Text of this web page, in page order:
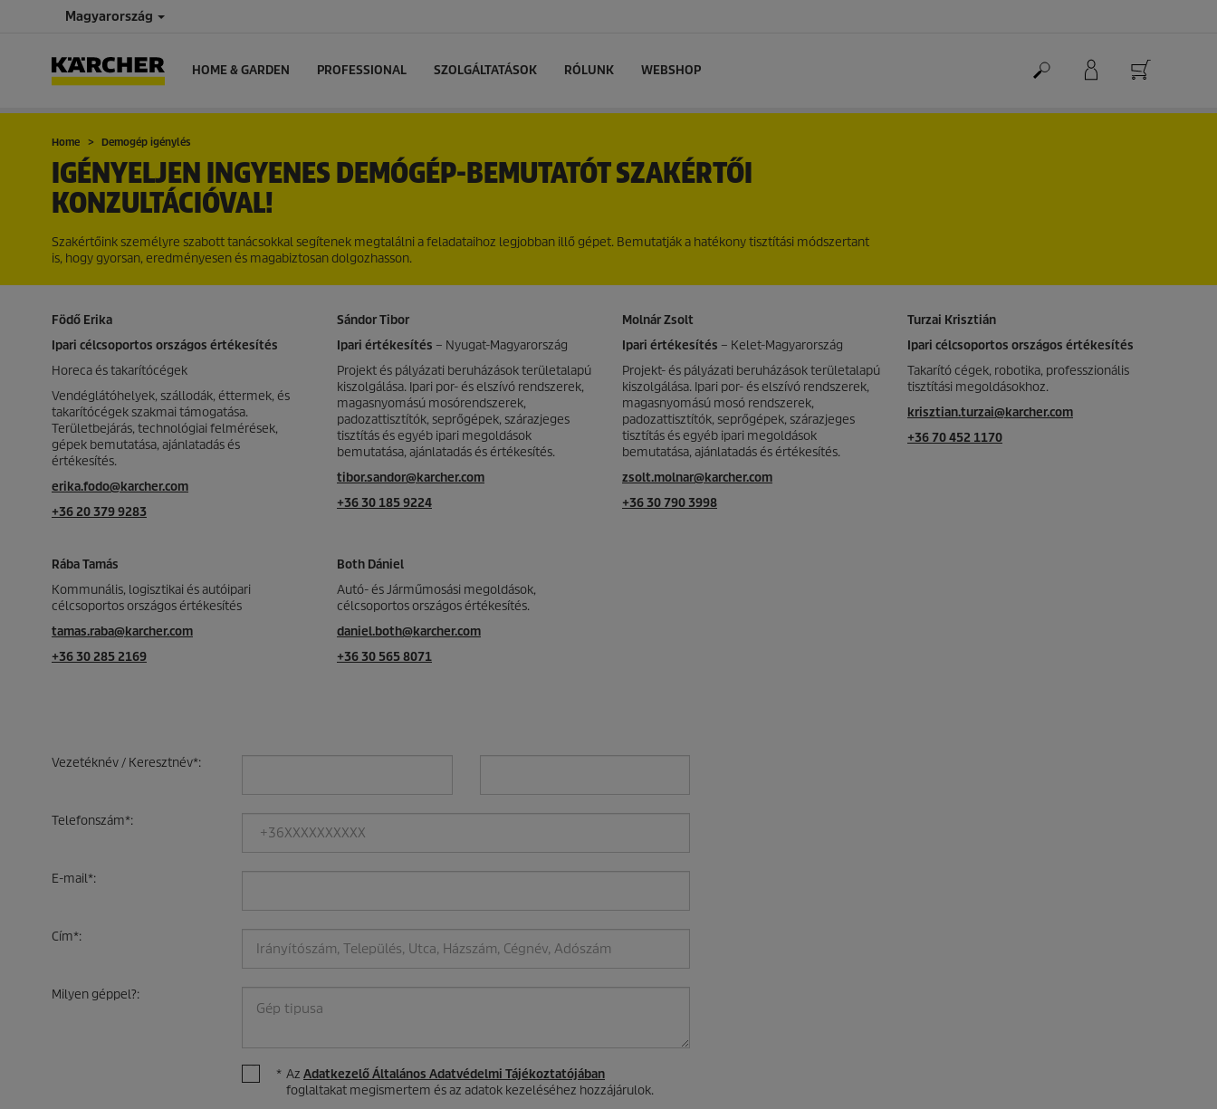
Magyarország
HOME & GARDEN PROFESSIONAL SZOLGÁLTATÁSOK RÓLUNK WEBSHOP
Home Demogép igénylés
IGÉNYELJEN INGYENES DEMÓGÉP-BEMUTATÓT SZAKÉRTŐI
KONZULTÁCIÓVAL!
Szakértőink személyre szabott tanácsokkal segítenek megtalálni a feladataihoz legjobban illő gépet. Bemutatják a hatékony tisztítási módszertant
is, hogy gyorsan, eredményesen és magabiztosan dolgozhasson.
Födő Erika
Ipari célcsoportos országos értékesítés
Horeca és takarítócégek
Vendéglátóhelyek, szállodák, éttermek, és
takarítócégek szakmai támogatása.
Területbejárás, technológiai felmérések,
gépek bemutatása, ajánlatadás és
értékesítés.
erika.fodo@karcher.com
+36 20 379 9283
Sándor Tibor
Ipari értékesítés – Nyugat-Magyarország
Projekt és pályázati beruházások területalapú
kiszolgálása. Ipari por- és elszívó rendszerek,
magasnyomású mosórendszerek,
padozattisztítók, seprőgépek, szárazjeges
tisztítás és egyéb ipari megoldások
bemutatása, ajánlatadás és értékesítés.
tibor.sandor@karcher.com
+36 30 185 9224
Molnár Zsolt
Ipari értékesítés – Kelet-Magyarország
Projekt- és pályázati beruházások területalapú
kiszolgálása. Ipari por- és elszívó rendszerek,
magasnyomású mosó rendszerek,
padozattisztítók, seprőgépek, szárazjeges
tisztítás és egyéb ipari megoldások
bemutatása, ajánlatadás és értékesítés.
zsolt.molnar@karcher.com
+36 30 790 3998
Turzai Krisztián
Ipari célcsoportos országos értékesítés
Takarító cégek, robotika, professzionális
tisztítási megoldásokhoz.
krisztian.turzai@karcher.com
+36 70 452 1170
Rába Tamás
Kommunális, logisztikai és autóipari
célcsoportos országos értékesítés
tamas.raba@karcher.com
+36 30 285 2169
Both Dániel
Autó- és Járműmosási megoldások,
célcsoportos országos értékesítés.
daniel.both@karcher.com
+36 30 565 8071
Vezetéknév / Keresztnév*:
Telefonszám*:
E-mail*:
Cím*:
Milyen géppel?:
* Az Adatkezelő Általános Adatvédelmi Tájékoztatójában
foglaltakat megismertem és az adatok kezeléséhez hozzájárulok.